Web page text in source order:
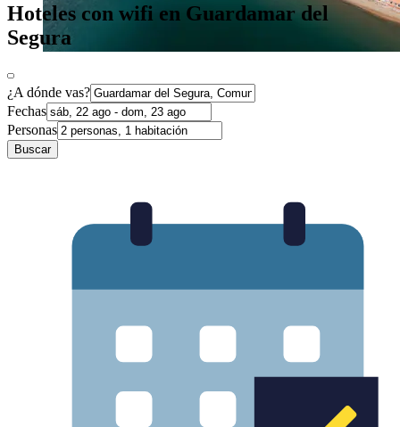
Hoteles con wifi en Guardamar del
Segura
¿A dónde vas?
Fechas
Personas
Buscar